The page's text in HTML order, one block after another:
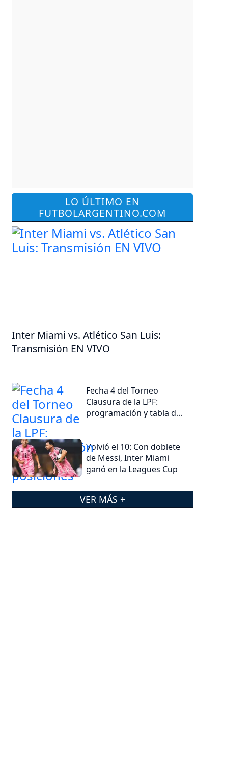
LO ÚLTIMO EN
FUTBOLARGENTINO.COM
Inter Miami vs. Atlético San Luis:
Transmisión EN VIVO
Fecha 4 del Torneo
Clausura de la LPF:
programación y tabla de
Volvió el 10: Con doblete
de Messi, Inter Miami
ganó en la Leagues Cup
VER MÁS +